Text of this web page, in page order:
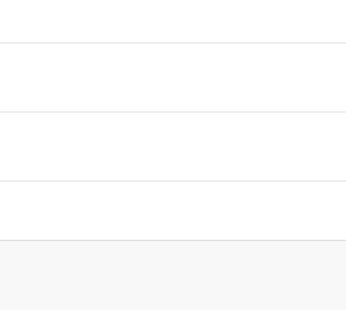
Appartements de Vacances à Provence
Appartements de Vacances à Provence
Appartements de Vacances à Provence